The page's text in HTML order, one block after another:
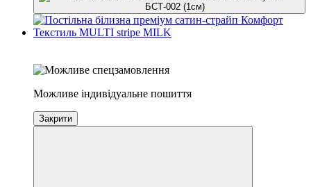
Можливе індивідуальне пошиття
Закрити